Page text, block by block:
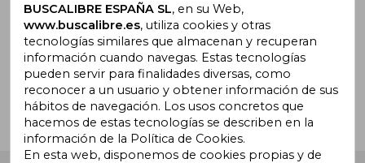
¿Necesitas ayuda?
Ir a Centro de Soporte
BUSCALIBRE ESPAÑA SL, en su Web,
www.buscalibre.es, utiliza cookies y otras
tecnologías similares que almacenan y recuperan
información cuando navegas. Estas tecnologías
pueden servir para finalidades diversas, como
reconocer a un usuario y obtener información de sus
hábitos de navegación. Los usos concretos que
hacemos de estas tecnologías se describen en la
información de la Política de Cookies.
En esta web, disponemos de cookies propias y de